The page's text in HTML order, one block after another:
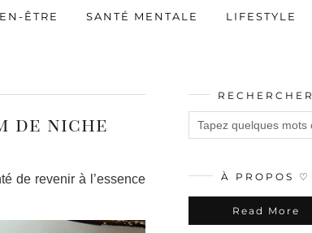
ÊTRE SANTÉ MENTALE LIFESTYLE
de niche
de revenir à l’essence
RECHERCHER
À PROPOS ♡
Read More